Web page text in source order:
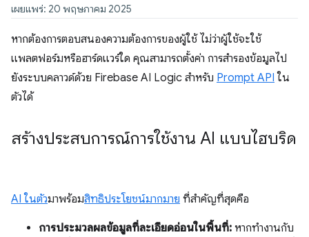
เผยแพร่: 20 พฤษภาคม 2025
หากต้องการตอบสนองความต้องการของผู้ใช้ ไม่ว่าผู้ใช้จะใช้
แพลตฟอร์มหรือฮาร์ดแวร์ใด คุณสามารถตั้งค่า การสำรองข้อมูลไป
ยังระบบคลาวด์ด้วย Firebase AI Logic สำหรับ Prompt API ใน
ตัวได้
สร้างประสบการณ์การใช้งาน AI แบบไฮบริด
AI ในตัวมาพร้อมสิทธิประโยชน์มากมาย ที่สำคัญที่สุดคือ
การประมวลผลข้อมูลที่ละเอียดอ่อนในพื้นที่: หากทำงานกับ